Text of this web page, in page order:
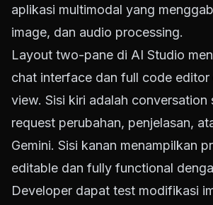
aplikasi multimodal yang
image, dan audio processing.
Layout two-pane di AI Studio
chat interface dan full code editor
view. Sisi kiri adalah conversation
request perubahan, penjelasan,
Gemini. Sisi kanan menampilkan
editable dan fully functional
Developer dapat test modifikasi